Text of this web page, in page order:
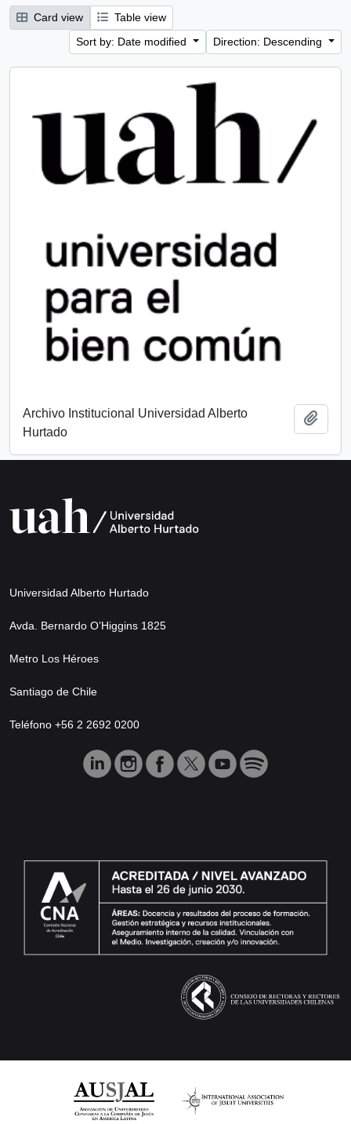
Card view
Table view
Sort by: Date modified
Direction: Descending
Archivo Institucional Universidad Alberto
Hurtado
Universidad Alberto Hurtado
Avda. Bernardo O’Higgins 1825
Metro Los Héroes
Santiago de Chile
Teléfono +56 2 2692 0200